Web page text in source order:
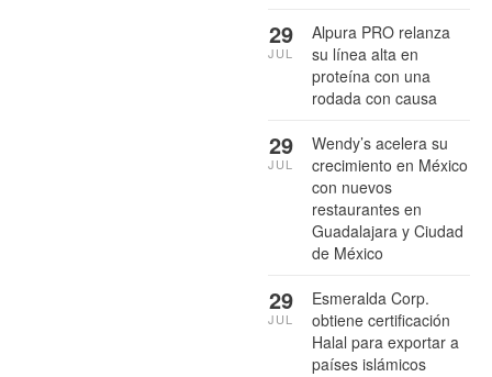
Alpura PRO relanza
su línea alta en
proteína con una
rodada con causa
29
JUL
Wendy’s acelera su
crecimiento en México
con nuevos
restaurantes en
Guadalajara y Ciudad
de México
29
JUL
Esmeralda Corp.
obtiene certificación
Halal para exportar a
países islámicos
29
JUL